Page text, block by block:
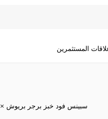
المستثمرين
سبينس فود خبز برجر بريوش × 4 280غ